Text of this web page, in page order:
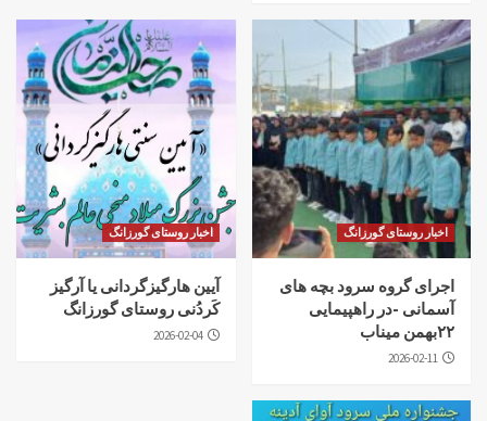
اخبار روستای گورزانگ
اجرای گروه سرود بچه های
آسمانی -در راهپیمایی
۲۲بهمن میناب
2026-02-11
اخبار روستای گورزانگ
آیین هارگیزگردانی یا آرگیز
کَردُنی روستای گورزانگ
2026-02-04